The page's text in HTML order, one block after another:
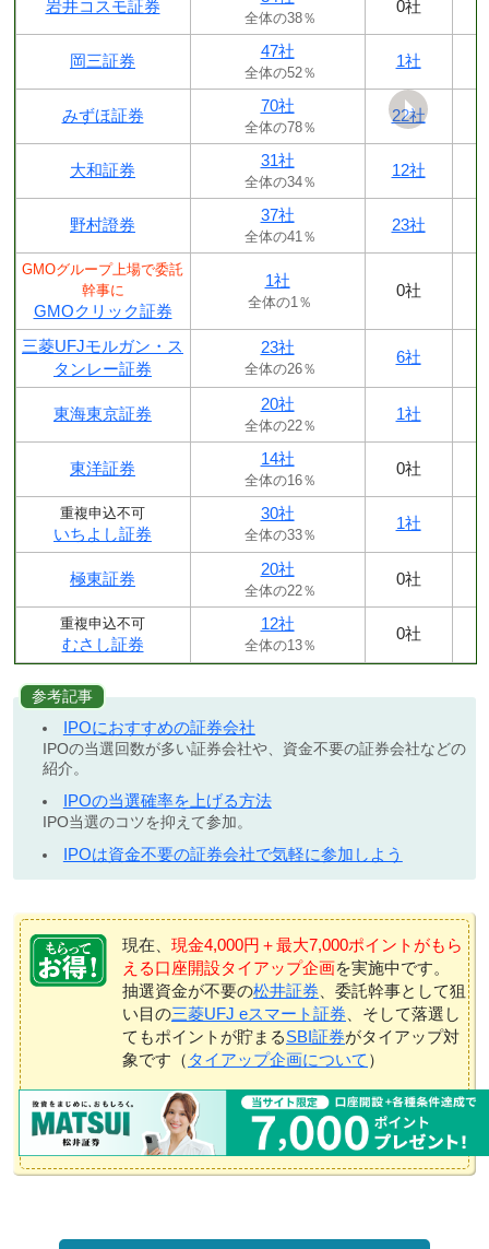
岩井コスモ証券
全体の38％
0社
岡三証券
47社
全体の52％
1社
みずほ証券
70社
全体の78％
22社
大和証券
31社
全体の34％
12社
野村證券
37社
全体の41％
23社
GMOグループ上場で委託
幹事に
GMOクリック証券
1社
全体の1％
0社
三菱UFJモルガン・ス
タンレー証券
23社
全体の26％
6社
東海東京証券
20社
全体の22％
1社
東洋証券
14社
全体の16％
0社
重複申込不可
いちよし証券
30社
全体の33％
1社
極東証券
20社
全体の22％
0社
重複申込不可
むさし証券
12社
全体の13％
0社
参考記事
IPOにおすすめの証券会社
IPOの当選回数が多い証券会社や、資金不要の証券会社などの
紹介。
IPOの当選確率を上げる方法
IPO当選のコツを抑えて参加。
IPOは資金不要の証券会社で気軽に参加しよう
現在、 現金4,000円＋最大7,000ポイントがもら
える口座開設タイアップ企画を実施中です。
抽選資金が不要の松井証券 、委託幹事として狙
い目の三菱UFJ eスマート証券 、そして落選し
てもポイントが貯まるSBI証券がタイアップ対
象です（ タイアップ企画について ）